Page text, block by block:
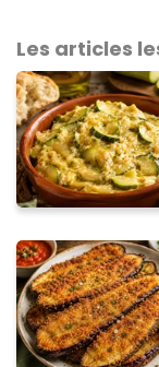
Les articles